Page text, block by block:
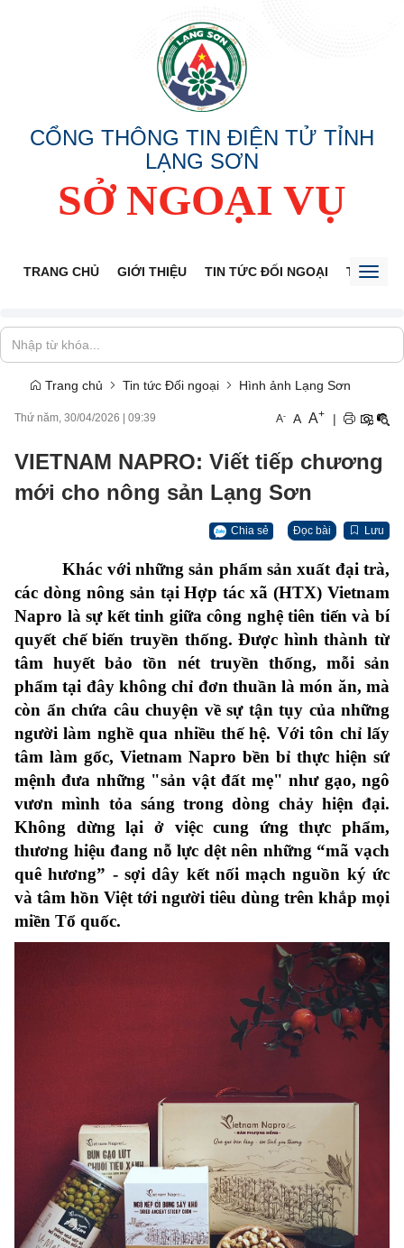
CỔNG THÔNG TIN ĐIỆN TỬ TỈNH
LẠNG SƠN
SỞ NGOẠI VỤ
TRANG CHỦ GIỚI THIỆU TIN TỨC ĐỐI NGOẠI THÔNG
Trang chủ Tin tức Đối ngoại Hình ảnh Lạng Sơn
Thứ năm, 30/04/2026 09:39 A- A A+ |
VIETNAM NAPRO: Viết tiếp chương
mới cho nông sản Lạng Sơn
Chia sẻ Đọc bài Lưu
Khác với những sản phẩm sản xuất đại trà,
các dòng nông sản tại Hợp tác xã (HTX) Vietnam
Napro là sự kết tinh giữa công nghệ tiên tiến và bí
quyết chế biến truyền thống. Được hình thành từ
tâm huyết bảo tồn nét truyền thống, mỗi sản
phẩm tại đây không chỉ đơn thuần là món ăn, mà
còn ẩn chứa câu chuyện về sự tận tụy của những
người làm nghề qua nhiều thế hệ. Với tôn chỉ lấy
tâm làm gốc, Vietnam Napro bền bỉ thực hiện sứ
mệnh đưa những "sản vật đất mẹ" như gạo, ngô
vươn mình tỏa sáng trong dòng chảy hiện đại.
Không dừng lại ở việc cung ứng thực phẩm,
thương hiệu đang nỗ lực dệt nên những “mã vạch
quê hương” - sợi dây kết nối mạch nguồn ký ức
và tâm hồn Việt tới người tiêu dùng trên khắp mọi
miền Tổ quốc.